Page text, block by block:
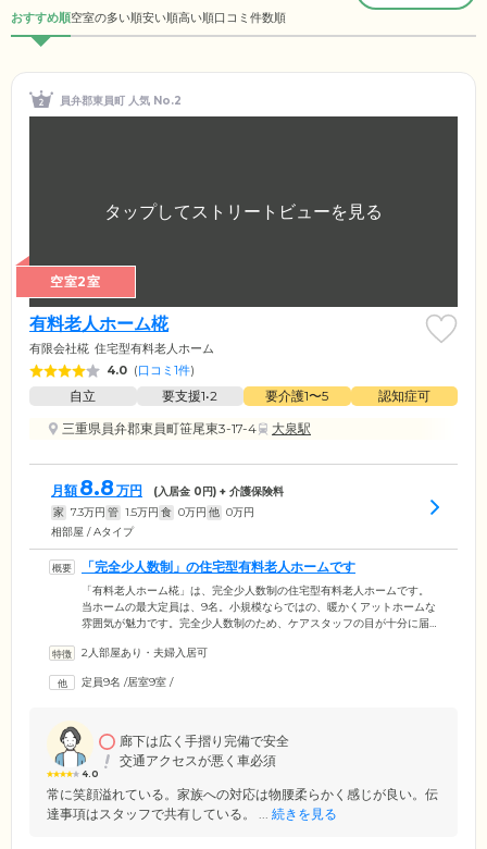
おすすめ順空室の多い順安い順高い順口コミ件数順
員弁郡東員町 人気 No.2
空室2室
有料老人ホーム椛
有限会社椛 住宅型有料老人ホーム
4.0 (口コミ1件)
自立 要支援1•2 要介護1〜5
認知症可
三重県員弁郡東員町笹尾東3-17-4
大泉駅
月額 8.8 万円 (入居金 0円) + 介護保険料
家 7.3万円 管 1.5万円 食 0万円 他 0万円
相部屋 / Aタイプ
「完全少人数制」の住宅型有料老人ホームです
「有料老人ホーム椛」は、完全少人数制の住宅型有料老人ホームです。
当ホームの最大定員は、9名。小規模ならではの、暖かくアットホームな
雰囲気が魅力です。完全少人数制のため、ケアスタッフの目が十分に届
を持った経験豊富なスタッフが、ご入居者様の状態を適宜確認しなが
認知症の方や歩行器・車いすを使用されているご入居者様にも、より活
2人部屋あり・夫婦入居可
定員9名 /居室9室 /
4.0
廊下は広く手摺り完備で安全
交通アクセスが悪く車必須
常に笑顔溢れている。家族への対応は物腰柔らかく感じが良い。伝
達事項はスタッフで共有している。 ... 続きを見る